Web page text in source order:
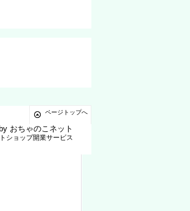
ページトップへ
おちゃのこネット
ショップ開業サービス